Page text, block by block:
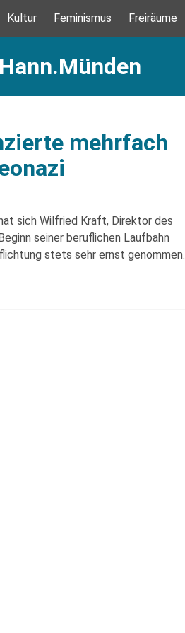
Kultur Feminismus Freiräume
mehrfach
sich Wilfried Kraft, Direktor des
seiner beruflichen Laufbahn
stets sehr ernst genommen.